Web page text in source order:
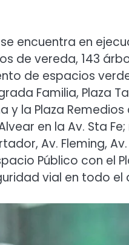
encuentra en
de vereda, 143
de espacios
Familia, Plaza
y la Plaza
en la Av. Sta
Av. Fleming, Av.
Público con el
vial en todo el